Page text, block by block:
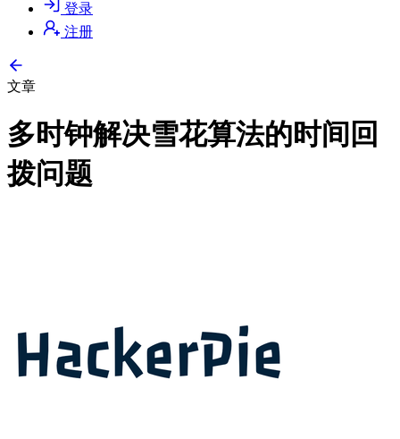
登录
注册
文章
多时钟解决雪花算法的时间回
拨问题